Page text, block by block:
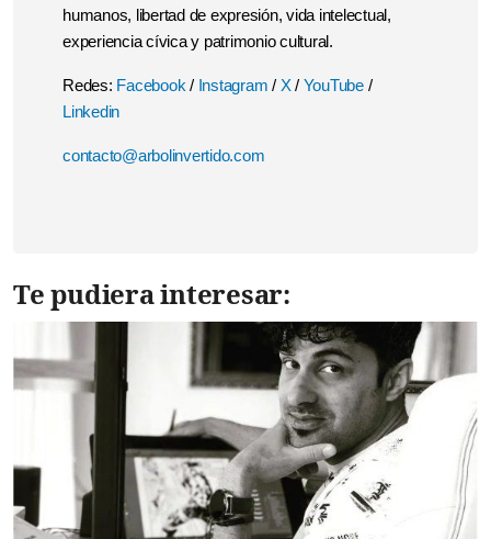
humanos, libertad de expresión, vida intelectual,
experiencia cívica y patrimonio cultural.
Redes: Facebook / Instagram / X/ YouTube /
Linkedin
contacto@arbolinvertido.com
Te pudiera interesar: